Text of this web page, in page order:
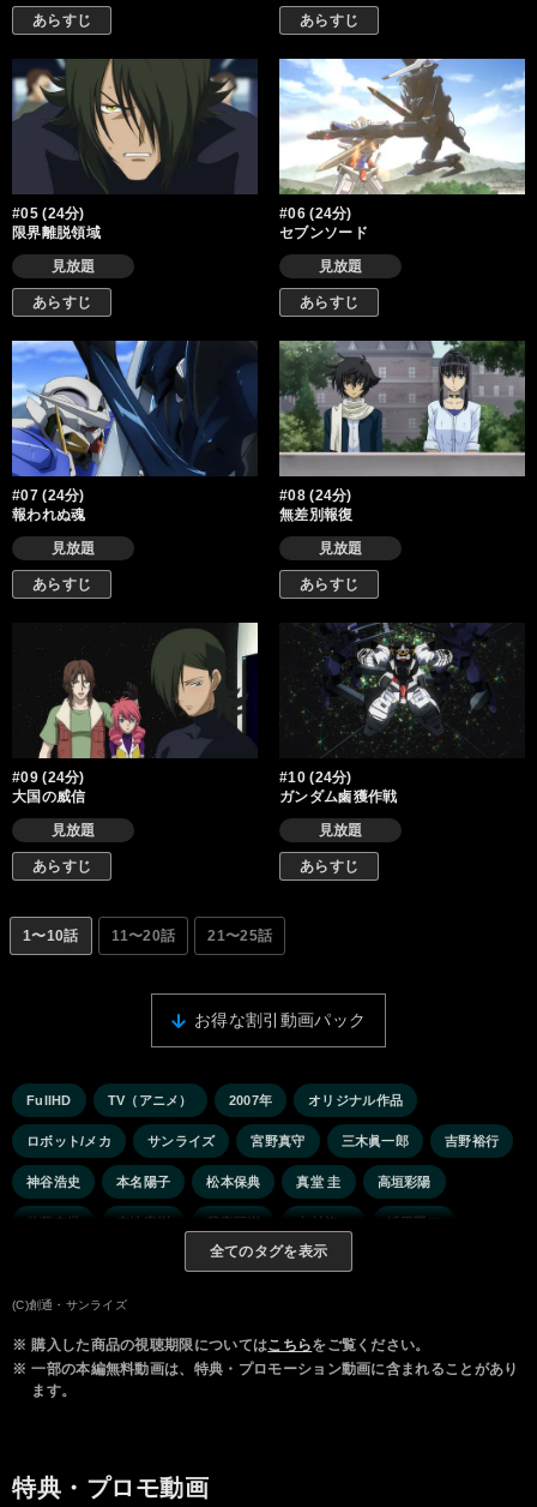
あらすじ あらすじ
#05 (24分)
限界離脱領域
見放題
あらすじ
#06 (24分)
セブンソード
見放題
あらすじ
#07 (24分)
報われぬ魂
見放題
あらすじ
#08 (24分)
無差別報復
見放題
あらすじ
#09 (24分)
大国の威信
見放題
あらすじ
#10 (24分)
ガンダム鹵獲作戦
見放題
あらすじ
1〜10話 11〜20話 21〜25話
お得な割引動画パック
FullHD TV（アニメ） 2007年 オリジナル作品
ロボット/メカ サンライズ 宮野真守 三木眞一郎 吉野裕行
神谷浩史 本名陽子 松本保典 真堂 圭 高垣彩陽
佐藤有世 東地宏樹 我妻正崇 中村悠一 浜田賢二
恒松あゆみ 石塚運昇
藤原啓治 古谷 徹
全てのタグを表示
(C)創通・サンライズ
※ 購入した商品の視聴期限についてはこちらをご覧ください。
※ 一部の本編無料動画は、特典・プロモーション動画に含まれることがあり
ます。
特典・プロモ動画